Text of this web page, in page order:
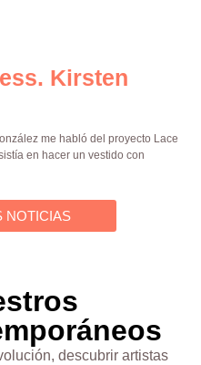
Kirsten
me habló del proyecto Lace
en hacer un vestido con
NOTICIAS
descubrir artistas